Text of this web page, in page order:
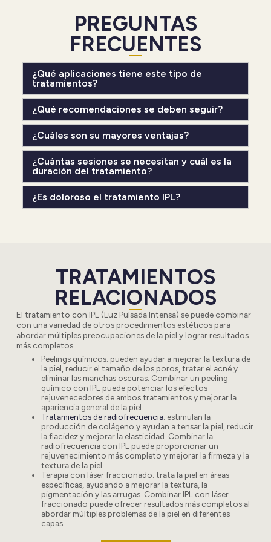
PREGUNTAS
FRECUENTES
¿Qué aplicaciones tiene este tipo de
tratamientos?
¿Qué recomendaciones se deben seguir?
¿Cuáles son su mayores ventajas?
¿Cuántas sesiones se necesitan y cuál es la
duración del tratamiento?
¿Es doloroso el tratamiento IPL?
TRATAMIENTOS
RELACIONADOS
El tratamiento con IPL (Luz Pulsada Intensa) se puede combinar
con una variedad de otros procedimientos estéticos para
abordar múltiples preocupaciones de la piel y lograr resultados
más completos.
Peelings químicos: pueden ayudar a mejorar la textura de
la piel, reducir el tamaño de los poros, tratar el acné y
eliminar las manchas oscuras. Combinar un peeling
químico con IPL puede potenciar los efectos
rejuvenecedores de ambos tratamientos y mejorar la
apariencia general de la piel.
Tratamientos de radiofrecuencia: estimulan la
producción de colágeno y ayudan a tensar la piel, reducir
la flacidez y mejorar la elasticidad. Combinar la
radiofrecuencia con IPL puede proporcionar un
rejuvenecimiento más completo y mejorar la firmeza y la
textura de la piel.
Terapia con láser fraccionado: trata la piel en áreas
específicas, ayudando a mejorar la textura, la
pigmentación y las arrugas. Combinar IPL con láser
fraccionado puede ofrecer resultados más completos al
abordar múltiples problemas de la piel en diferentes
capas.